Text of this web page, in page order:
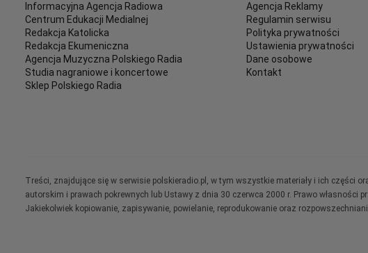
Informacyjna Agencja Radiowa
Centrum Edukacji Medialnej
Redakcja Katolicka
Redakcja Ekumeniczna
Agencja Muzyczna Polskiego Radia
Studia nagraniowe i koncertowe
Sklep Polskiego Radia
Agencja Reklamy
Regulamin serwisu
Polityka prywatności
Ustawienia prywatności
Dane osobowe
Kontakt
Treści, znajdujące się w serwisie polskieradio.pl, w tym wszystkie materiały i ich części
autorskim i prawach pokrewnych lub Ustawy z dnia 30 czerwca 2000 r. Prawo
Jakiekolwiek kopiowanie, zapisywanie, powielanie, reprodukowanie oraz